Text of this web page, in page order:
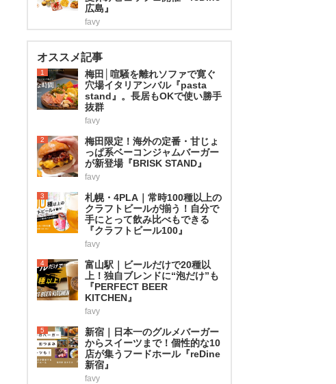
広島』
favy
オススメ記事
1
梅田│喧騒を離れソファで寛ぐ
穴場イタリアンバル『pasta
stand』。長居もOKで使い勝手
抜群
favy
2
梅田限定！海外の定番・甘じょ
っぱ系ベーコンジャムバーガー
が新登場『BRISK STAND』
favy
3
札幌・4PLA｜常時100種以上の
クラフトビールが揃う！自分で
手にとって飲み比べもできる
『クラフトビール100』
favy
4
富山駅｜ビールだけで20種以
上！独自ブレンドに“泡だけ”も
『PERFECT BEER
KITCHEN』
favy
5
新宿｜日本一のグルメバーガー
からスイーツまで！個性的な10
店が集うフードホール『reDine
新宿』
favy